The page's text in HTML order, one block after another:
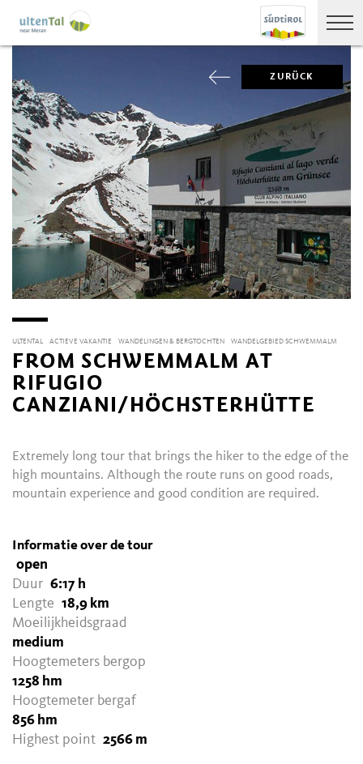
ZURÜCK
ULTENTAL ACTIEVE VAKANTIE WANDELINGEN & BERGTOCHTEN WANDELGEBIED SCHWEMMALM
FROM SCHWEMMALM AT
RIFUGIO
CANZIANI/HÖCHSTERHÜTTE
Extremely long tour that brings the hiker to the edge of the
high mountains. Although the route runs on good roads,
mountain experience and good condition are required.
Informatie over de tour
open
Duur 6:17 h
Lengte 18,9 km
Moeilijkheidsgraad
medium
Hoogtemeters bergop
1258 hm
Hoogtemeter bergaf
856 hm
Highest point 2566 m